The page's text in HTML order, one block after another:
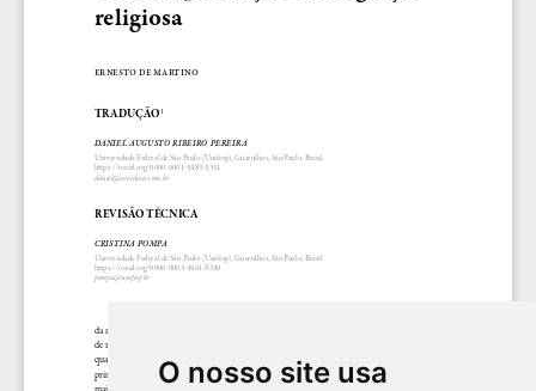
O nosso site usa